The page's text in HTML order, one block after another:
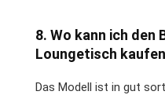
8. Wo kann ich den
Loungetisch
Das Modell ist in gut